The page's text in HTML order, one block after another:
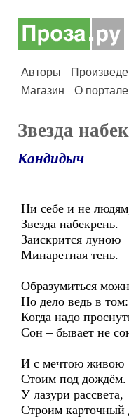
Авторы
Магазин
О портале
Звезда
Кандидыч
Ни себе и не
Звезда набекрень.
Заискрится луною
Минаретная тень.
Образумиться
Но дело ведь в том:
Когда надо
Сон – бывает не
И с мечтою живою
Стоим под дождём.
У лазури рассвета,
Строим карточный